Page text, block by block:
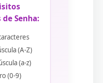
Senha:
(A-Z)
(a-z)
(0-9)